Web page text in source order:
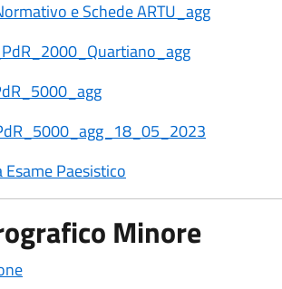
e Schede ARTU_agg
Esame Paesistico
Minore